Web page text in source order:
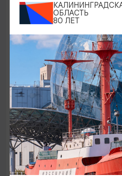
ЭКСКУРСИИ УЧРЕЖДЕНИЙ
Аудиоспектакль
косы»
01.02.2026 - 31.12.2026,
Куршская коса
ОТ 2500₽
ОБЛАСТЬ
80 ЛЕТ